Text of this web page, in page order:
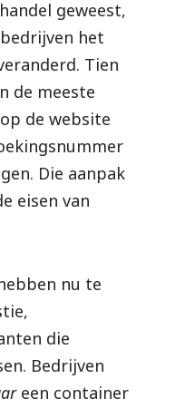
geweest,
het
Tien
de meeste
de website
Die aanpak
eisen van
nu te
die
Bedrijven
een container